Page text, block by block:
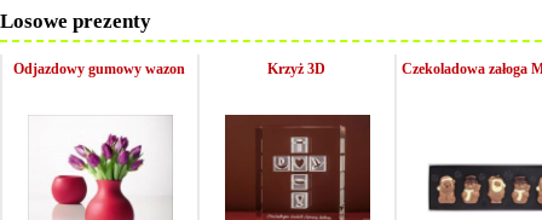
Losowe prezenty
Odjazdowy gumowy wazon Krzyż 3D Czekoladowa załoga